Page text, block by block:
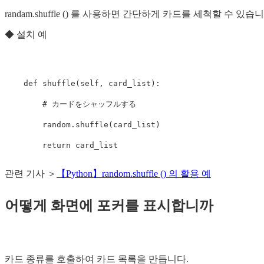
randam.shuffle () 를 사용하면 간단하게 카드를 세척할 수 있습
◆ 설치 예
    def shuffle(self, card_list):
        # カードをシャッフルする
        random.shuffle(card_list)
관련 기사 ＞ 【Python】random.shuffle () 의 활용 예
어떻게 화면에 포커를 표시합니까
카드 종류를 호출하여 카드 목록을 만듭니다.